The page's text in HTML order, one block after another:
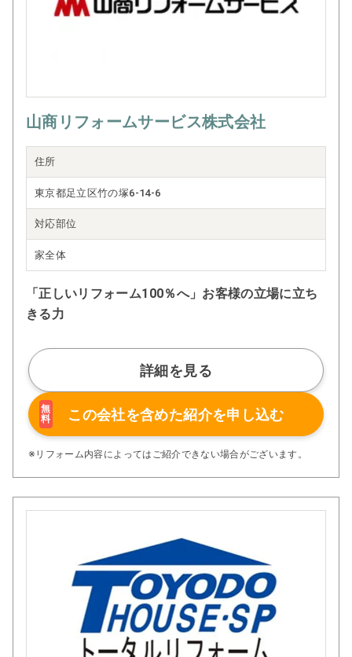
山商リフォームサービス株式会社
住所
東京都足立区竹の塚6-14-6
対応部位
家全体
「正しいリフォーム100％へ」お客様の立場に立ち
きる力
詳細を見る
無
料
この会社を含めた紹介を申し込む
※リフォーム内容によってはご紹介できない場合がございます。